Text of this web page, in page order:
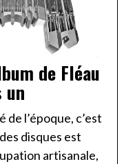
de Fléau
un
de l’époque, c’est
disques est
artisanale,